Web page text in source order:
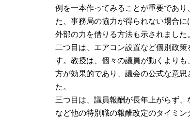
例を一本作ってみることが重要であ
た、事務局の協力が得られない場合に
外部の力を借りる方法も示されました。
二つ目は、エアコン設置など個別政
す。教授は、個々の議員が動くよりも、
方が効果的であり、議会の公式な意
た。
三つ目は、議員報酬が長年上がらず
など他の特別職の報酬改定のタイミ